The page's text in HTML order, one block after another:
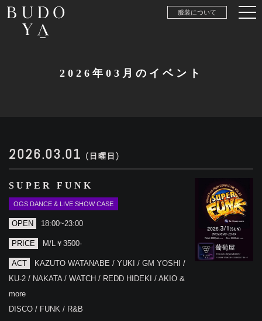
服装について
2026年03月のイベント
2026.03.01 (日曜日)
SUPER FUNK
OGS DANCE & LIVE SHOW CASE
OPEN 18:00~23:00
PRICE M/L￥3500-
ACT
KAZUTO WATANABE / YUKI / GM YOSHI /
KU-2 / NAKATA / WATCH / REDD HIDEKI / AKIO &
more
DISCO / FUNK / R&B